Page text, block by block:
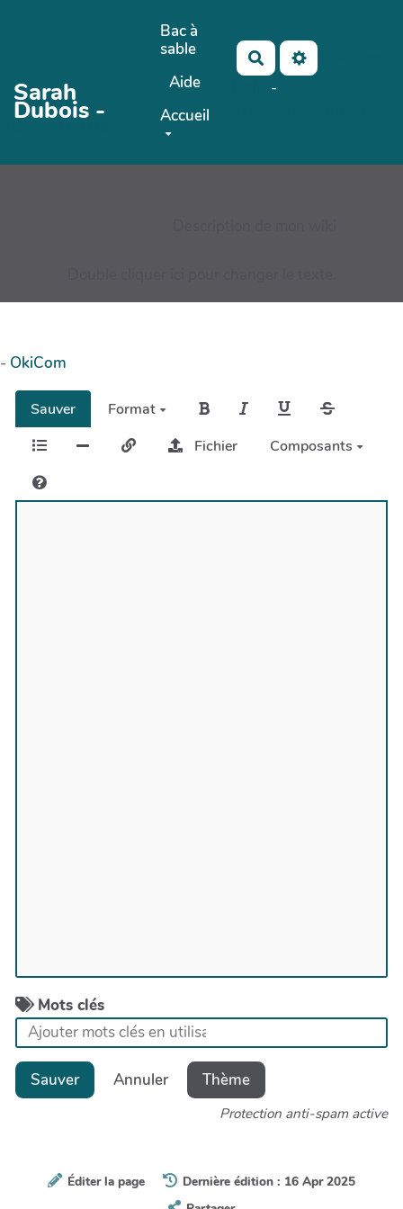
Aller au contenu principal
Sarah
Dubois -
Bac à
sable
Aide
Accueil
Rechercher
-
- OkiCom
Sauver
Format
Fichier
Composants
Mots clés
Sauver Annuler Thème
Protection anti-spam active
Éditer la page
Dernière édition : 16 Apr 2025